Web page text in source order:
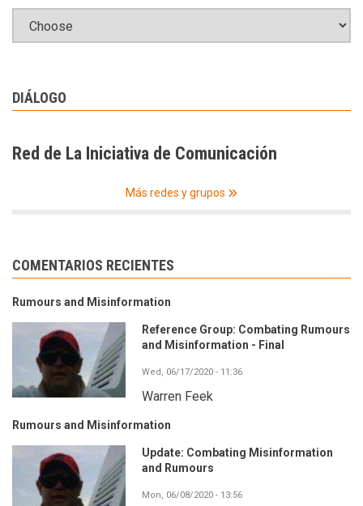
DIÁLOGO
Red de La Iniciativa de Comunicación
Más redes y grupos
COMENTARIOS RECIENTES
Rumours and Misinformation
Reference Group: Combating Rumours
and Misinformation - Final
Wed, 06/17/2020 - 11:36
Warren Feek
Rumours and Misinformation
Update: Combating Misinformation
and Rumours
Mon, 06/08/2020 - 13:56